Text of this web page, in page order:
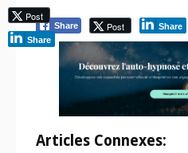
Share Post Share
Articles Connexes:
Post
Share